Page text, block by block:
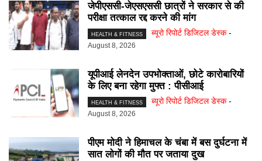
जेपीएससी-जेएसएससी छात्रों ने सरकार से की
परीक्षा तत्काल रद्द करने की मांग
HEALTH & FITNESS ब्यूरो रिपोर्ट डिजिटल डेस्क -
August 8, 2026
यूपीआई लेनदेन उपभोक्ताओं, छोटे कारोबारियों
के लिए बना रहेगा मुफ्त : पीसीआई
HEALTH & FITNESS ब्यूरो रिपोर्ट डिजिटल डेस्क -
August 8, 2026
पीएम मोदी ने हिमाचल के चंबा में बस दुर्घटना में
सात लोगों की मौत पर जताया दुख